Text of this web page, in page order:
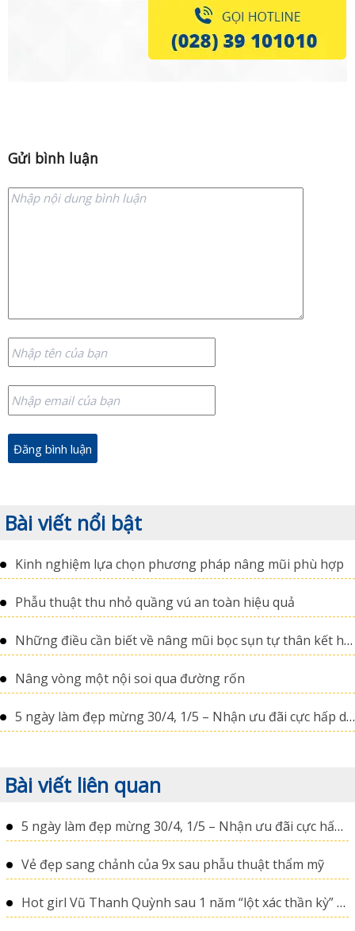
Gửi bình luận
Bài viết nổi bật
Kinh nghiệm lựa chọn phương pháp nâng mũi phù hợp
Phẫu thuật thu nhỏ quầng vú an toàn hiệu quả
Những điều cần biết về nâng mũi bọc sụn tự thân kết hợp sụn nhân tạo
Nâng vòng một nội soi qua đường rốn
5 ngày làm đẹp mừng 30/4, 1/5 – Nhận ưu đãi cực hấp dẫn
Bài viết liên quan
5 ngày làm đẹp mừng 30/4, 1/5 – Nhận ưu đãi cực hấp dẫn
Vẻ đẹp sang chảnh của 9x sau phẫu thuật thẩm mỹ
Hot girl Vũ Thanh Quỳnh sau 1 năm “lột xác thần kỳ” nhờ phẫu thuật thẩm mỹ